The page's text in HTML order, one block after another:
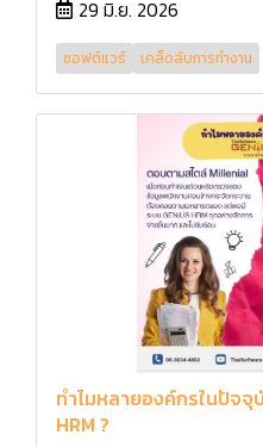
29 มิ.ย. 2026
ซอฟต์แวร์ เคล็ดลับการทำงาน
ทำไมหลายองค์กรในปัจจุ
HRM ?